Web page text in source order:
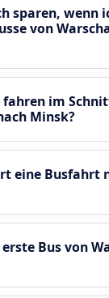
sparen, wenn
von
fahren im
Minsk?
eine Busfahrt
Bus von